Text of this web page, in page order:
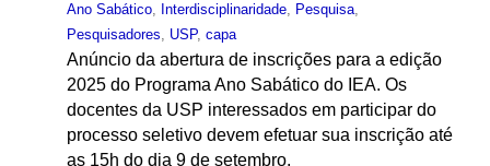
Ano Sabático, Interdisciplinaridade, Pesquisa,
Pesquisadores, USP, capa
Anúncio da abertura de inscrições para a edição
2025 do Programa Ano Sabático do IEA. Os
docentes da USP interessados em participar do
processo seletivo devem efetuar sua inscrição até
as 15h do dia 9 de setembro.